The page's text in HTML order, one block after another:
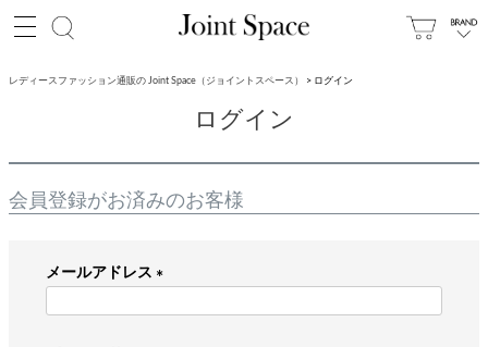
レディースファッション通販の Joint Space（ジョイントスペース） ログイン
ログイン
会員登録がお済みのお客様
メールアドレス